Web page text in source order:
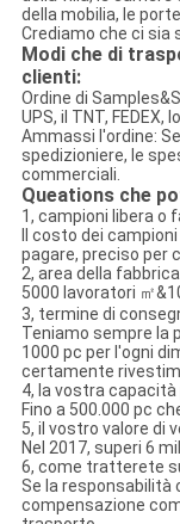
della mobilia, le
Crediamo che ci sia
Modi che di
clienti:
Ordine di
UPS, il TNT, FEDEX,
Ammassi l'ordine:
spedizioniere, le
commerciali.
Queations che
1, campioni libera o
Il costo dei
pagare, preciso per
2, area della
5000 lavoratori ㎡
3, termine di
Teniamo sempre la
1000 pc per l'ogni
certamente
4, la vostra capacità
Fino a 500.000 pc
5, il vostro valore di
Nel 2017, superi 6
6, come tratterete
Se la
compensazione